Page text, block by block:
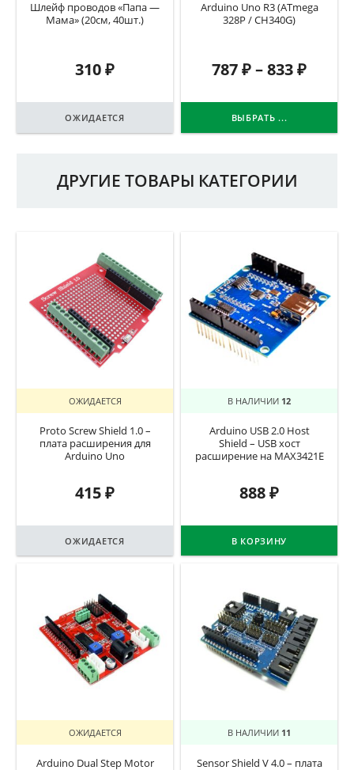
Шлейф проводов «Папа —
Мама» (20см, 40шт.)
310₽
ОЖИДАЕТСЯ
Arduino Uno R3 (ATmega
328P / CH340G)
787₽–833₽
ВЫБРАТЬ ...
ДРУГИЕ ТОВАРЫ КАТЕГОРИИ
ОЖИДАЕТСЯ
Proto Screw Shield 1.0 –
плата расширения для
Arduino Uno
415₽
ОЖИДАЕТСЯ
В НАЛИЧИИ 12
Arduino USB 2.0 Host
Shield – USB хост
расширение на MAX3421E
888₽
В КОРЗИНУ
ОЖИДАЕТСЯ
Arduino Dual Step Motor
В НАЛИЧИИ 11
Sensor Shield V 4.0 – плата